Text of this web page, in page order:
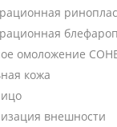
омоложение
кожа
внешности